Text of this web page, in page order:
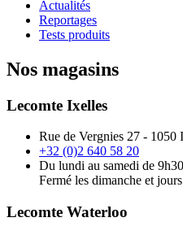
Actualités
Reportages
Tests produits
Nos magasins
Lecomte Ixelles
Rue de Vergnies 27 - 1050
+32 (0)2 640 58 20
Du lundi au samedi de
Fermé les dimanche et
Lecomte Waterloo